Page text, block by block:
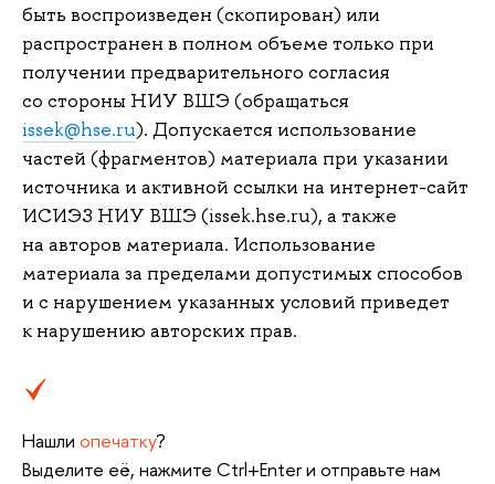
быть воспроизведен (скопирован) или
распространен в полном объеме только при
получении предварительного согласия
со стороны НИУ ВШЭ (обращаться
issek@hse.ru). Допускается использование
частей (фрагментов) материала при указании
источника и активной ссылки на интернет-сайт
ИСИЭЗ НИУ ВШЭ (issek.hse.ru), а также
на авторов материала. Использование
материала за пределами допустимых способов
и с нарушением указанных условий приведет
к нарушению авторских прав.
Нашли опечатку?
Выделите её, нажмите Ctrl+Enter и отправьте нам